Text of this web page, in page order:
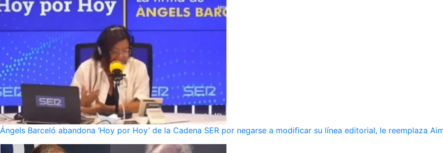
Ángels Barceló abandona ‘Hoy por Hoy’ de la Cadena SER por negarse a modificar su línea editorial, le reemplaza